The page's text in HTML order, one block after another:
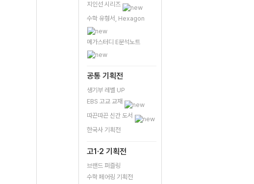
지인선 시리즈
수학 유형서, Hexagon
메가스터디 E분석노트
공통 기획전
생기부 레벨 UP
EBS 고교 교재
따끈따끈 신간 도서
한국사 기획전
고1·2 기획전
브랜드 퍼즐링
수학 페어링 기획전